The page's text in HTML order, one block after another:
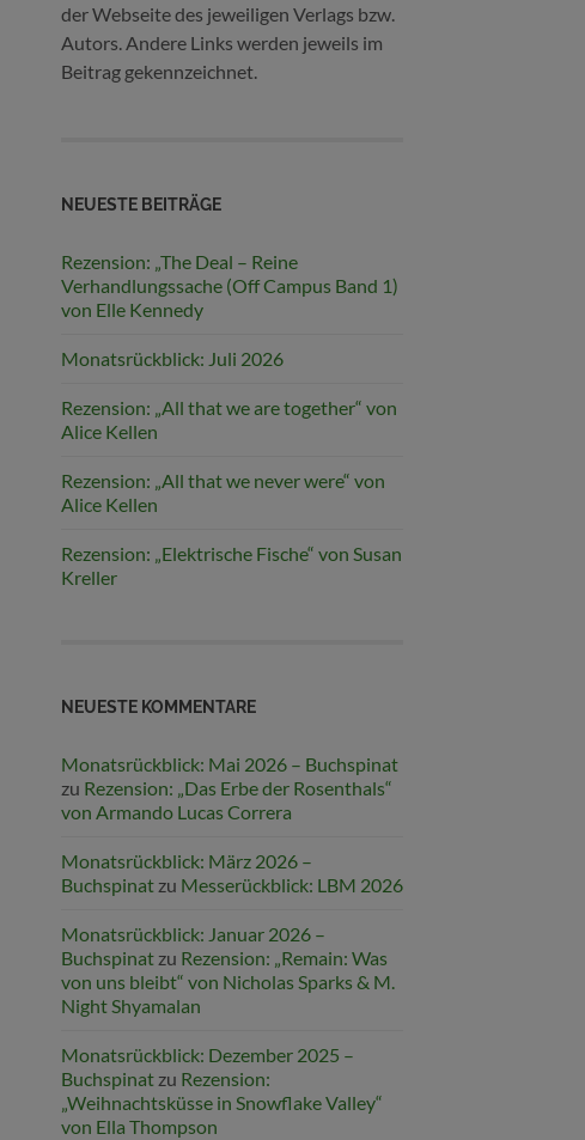
der Webseite des jeweiligen Verlags bzw.
Autors. Andere Links werden jeweils im
Beitrag gekennzeichnet.
NEUESTE BEITRÄGE
Rezension: „The Deal – Reine
Verhandlungssache (Off Campus Band 1)
von Elle Kennedy
Monatsrückblick: Juli 2026
Rezension: „All that we are together“ von
Alice Kellen
Rezension: „All that we never were“ von
Alice Kellen
Rezension: „Elektrische Fische“ von Susan
Kreller
NEUESTE KOMMENTARE
Monatsrückblick: Mai 2026 – Buchspinat
zu Rezension: „Das Erbe der Rosenthals“
von Armando Lucas Correra
Monatsrückblick: März 2026 –
Buchspinat zu Messerückblick: LBM 2026
Monatsrückblick: Januar 2026 –
Buchspinat zu Rezension: „Remain: Was
von uns bleibt“ von Nicholas Sparks & M.
Night Shyamalan
Monatsrückblick: Dezember 2025 –
Buchspinat zu Rezension:
„Weihnachtsküsse in Snowflake Valley“
von Ella Thompson